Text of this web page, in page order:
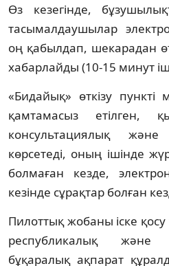
Өз кезегінде,
тасымалдаушылар
оң қабылдап, шекарадан
хабарлайды (10-15 минут
«Бидайық» өткізу пункті
қамтамасыз етілген,
консультациялық
көрсетеді, оның ішінде
болмаған кезде,
кезінде сұрақтар болған
Пилоттық жобаны іске
республикалық және
бұқаралық ақпарат